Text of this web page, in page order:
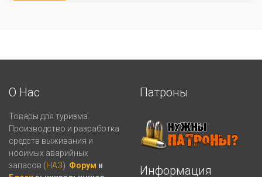
О Нас
Товары для туризма.
Производство и разработка
средств выживания и
носимых аварийных
запасов (НАЗ). Форум и
Патроны
Информация